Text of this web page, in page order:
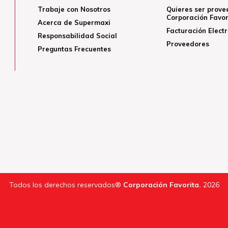
Trabaje con Nosotros
Acerca de Supermaxi
Responsabilidad Social
Preguntas Frecuentes
Quieres ser
Corporación
Facturación
Proveedores
Todos los derechos reservados® Corporación Favorita. 2026